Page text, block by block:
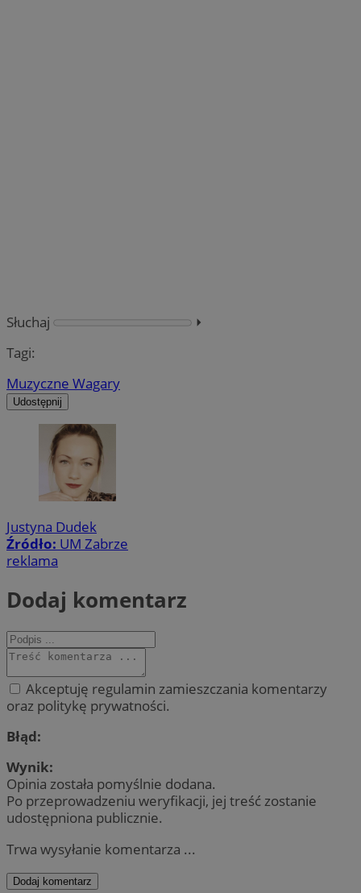
Słuchaj
⏵︎
Tagi:
Muzyczne Wagary
Udostępnij
Justyna Dudek
Źródło: UM Zabrze
reklama
Dodaj komentarz
Akceptuję regulamin zamieszczania komentarzy
oraz politykę prywatności.
Błąd:
Wynik:
Opinia została pomyślnie dodana.
Po przeprowadzeniu weryfikacji, jej treść zostanie
udostępniona publicznie.
Trwa wysyłanie komentarza ...
Dodaj komentarz